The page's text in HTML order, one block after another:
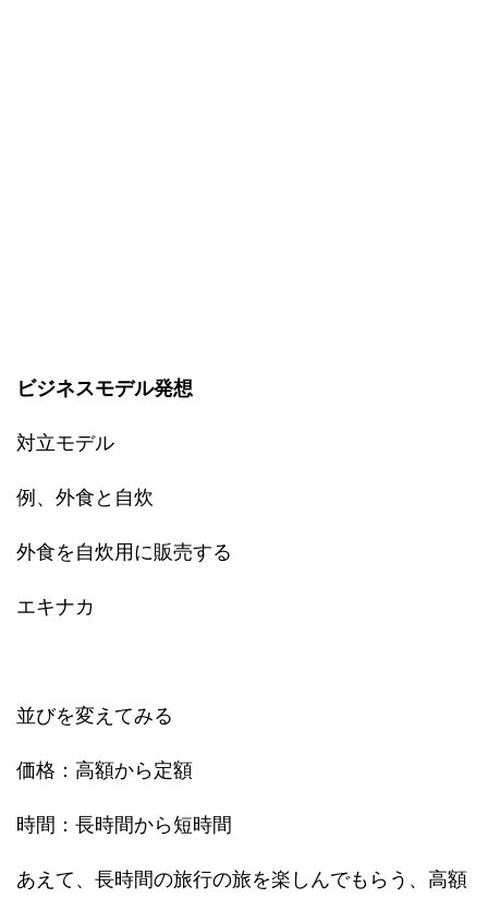
ビジネスモデル発想
対立モデル
例、外食と自炊
外食を自炊用に販売する
エキナカ
並びを変えてみる
価格：高額から定額
時間：長時間から短時間
あえて、長時間の旅行の旅を楽しんでもらう、高額